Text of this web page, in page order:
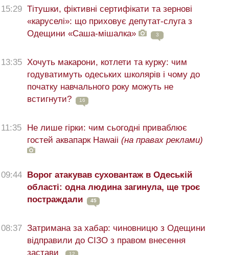
15:29 Тітушки, фіктивні сертифікати та зернові
«каруселі»: що приховує депутат-слуга з
Одещини «Саша-мішалка»
3
13:35 Хочуть макарони, котлети та курку: чим
годуватимуть одеських школярів і чому до
початку навчального року можуть не
встигнути?
16
11:35
Не лише гірки: чим сьогодні приваблює
гостей аквапарк Hawaii (на правах реклами)
09:44 Ворог атакував суховантаж в Одеській
області: одна людина загинула, ще троє
постраждали
45
08:37 Затримана за хабар: чиновницю з Одещини
відправили до СІЗО з правом внесення
застави
12